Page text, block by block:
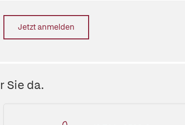
Jetzt anmelden
Sie da.